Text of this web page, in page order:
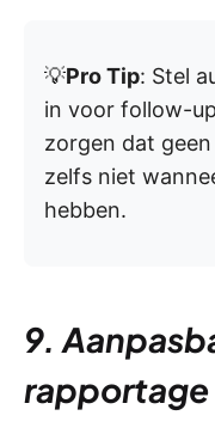
💡Pro Tip: Stel
in voor follow-
zorgen dat
zelfs niet
hebben.
9.
rapportage